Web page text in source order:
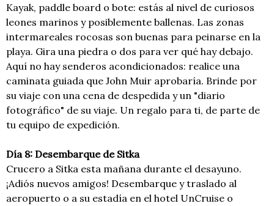
Kayak, paddle board o bote: estás al nivel de curiosos
leones marinos y posiblemente ballenas. Las zonas
intermareales rocosas son buenas para peinarse en la
playa. Gira una piedra o dos para ver qué hay debajo.
Aquí no hay senderos acondicionados: realice una
caminata guiada que John Muir aprobaría. Brinde por
su viaje con una cena de despedida y un "diario
fotográfico" de su viaje. Un regalo para ti, de parte de
tu equipo de expedición.
Día 8: Desembarque de Sitka
Crucero a Sitka esta mañana durante el desayuno.
¡Adiós nuevos amigos! Desembarque y traslado al
aeropuerto o a su estadía en el hotel UnCruise o